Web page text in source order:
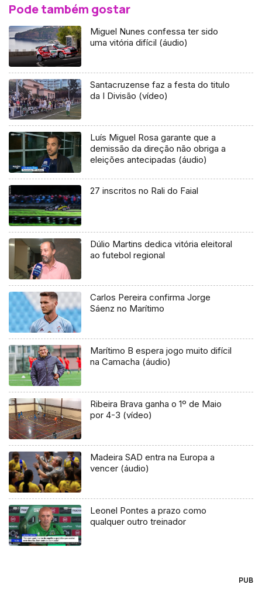
Pode também gostar
Miguel Nunes confessa ter sido
uma vitória difícil (áudio)
Santacruzense faz a festa do titulo
da I Divisão (vídeo)
Luís Miguel Rosa garante que a
demissão da direção não obriga a
eleições antecipadas (áudio)
27 inscritos no Rali do Faial
Dúlio Martins dedica vitória eleitoral
ao futebol regional
Carlos Pereira confirma Jorge
Sáenz no Marítimo
Marítimo B espera jogo muito difícil
na Camacha (áudio)
Ribeira Brava ganha o 1º de Maio
por 4-3 (vídeo)
Madeira SAD entra na Europa a
vencer (áudio)
Leonel Pontes a prazo como
qualquer outro treinador
PUB